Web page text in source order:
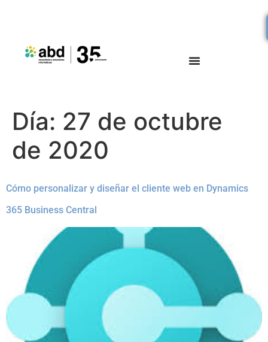
Día: 27 de octubre
de 2020
Cómo personalizar y diseñar el cliente web en Dynamics
365 Business Central